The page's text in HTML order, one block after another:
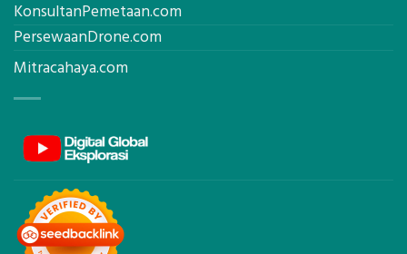
KonsultanPemetaan.com
PersewaanDrone.com
Mitracahaya.com